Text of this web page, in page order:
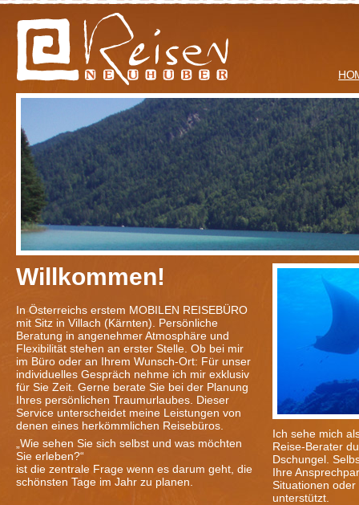
Willkommen!
In Österreichs erstem MOBILEN REISEBÜRO
mit Sitz in Villach (Kärnten). Persönliche
Beratung in angenehmer Atmosphäre und
Flexibilität stehen an erster Stelle. Ob bei mir
im Büro oder an Ihrem Wunsch-Ort: Für unser
individuelles Gespräch nehme ich mir exklusiv
für Sie Zeit. Gerne berate Sie bei der Planung
Ihres persönlichen Traumurlaubes. Dieser
Service unterscheidet meine Leistungen von
denen eines herkömmlichen Reisebüros.
„Wie sehen Sie sich selbst und was möchten
Sie erleben?“
ist die zentrale Frage wenn es darum geht, die
schönsten Tage im Jahr zu planen.
Ich sehe mich
Reise-Berater
Dschungel.
Ihre
Situationen
unterstützt.